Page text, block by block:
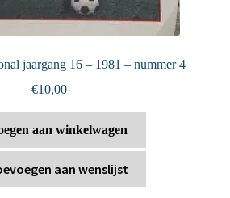
jaargang 16 – 1981 – nummer 4
€10,00
aan winkelwagen
aan wenslijst